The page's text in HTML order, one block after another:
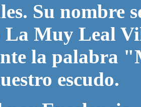
Su
Muy Leal
la palabra
escudo.